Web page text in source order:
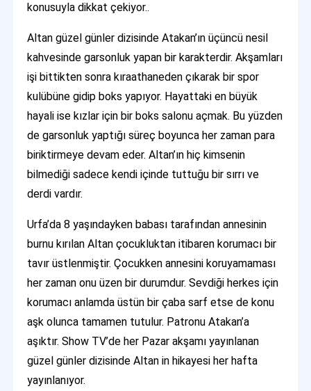
konusuyla dikkat çekiyor..
Altan güzel günler dizisinde Atakan’ın üçüncü nesil
kahvesinde garsonluk yapan bir karakterdir. Akşamları
işi bittikten sonra kıraathaneden çıkarak bir spor
kulübüne gidip boks yapıyor. Hayattaki en büyük
hayali ise kızlar için bir boks salonu açmak. Bu yüzden
de garsonluk yaptığı süreç boyunca her zaman para
biriktirmeye devam eder. Altan’ın hiç kimsenin
bilmediği sadece kendi içinde tuttuğu bir sırrı ve
derdi vardır.
Urfa’da 8 yaşındayken babası tarafından annesinin
burnu kırılan Altan çocukluktan itibaren korumacı bir
tavır üstlenmiştir. Çocukken annesini koruyamaması
her zaman onu üzen bir durumdur. Sevdiği herkes için
korumacı anlamda üstün bir çaba sarf etse de konu
aşk olunca tamamen tutulur. Patronu Atakan’a
aşıktır. Show TV’de her Pazar akşamı yayınlanan
güzel günler dizisinde Altan in hikayesi her hafta
yayınlanıyor.